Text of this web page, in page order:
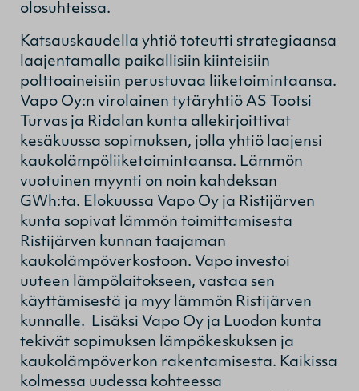
olosuhteissa.
Katsauskaudella yhtiö toteutti strategiaansa
laajentamalla paikallisiin kiinteisiin
polttoaineisiin perustuvaa liiketoimintaansa.
Vapo Oy:n virolainen tytäryhtiö AS Tootsi
Turvas ja Ridalan kunta allekirjoittivat
kesäkuussa sopimuksen, jolla yhtiö laajensi
kaukolämpöliiketoimintaansa. Lämmön
vuotuinen myynti on noin kahdeksan
GWh:ta. Elokuussa Vapo Oy ja Ristijärven
kunta sopivat lämmön toimittamisesta
Ristijärven kunnan taajaman
kaukolämpöverkostoon. Vapo investoi
uuteen lämpölaitokseen, vastaa sen
käyttämisestä ja myy lämmön Ristijärven
kunnalle. Lisäksi Vapo Oy ja Luodon kunta
tekivät sopimuksen lämpökeskuksen ja
kaukolämpöverkon rakentamisesta. Kaikissa
kolmessa uudessa kohteessa